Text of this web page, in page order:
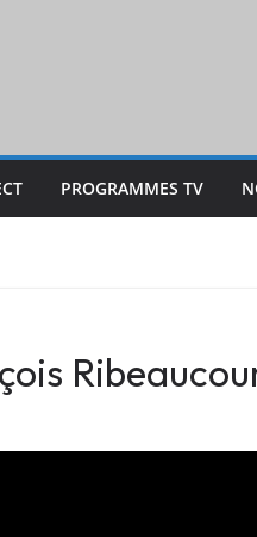
PROGRAMMES TV